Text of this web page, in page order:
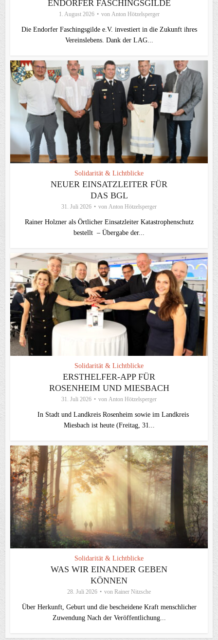
ENDORFER FASCHINGSGILDE
1. August 2026 von Anton Hötzelsperger
Die Endorfer Faschingsgilde e.V. investiert in die Zukunft ihres
Vereinslebens. Dank der LAG...
Solidarität & Lichtblicke
NEUER EINSATZLEITER FÜR
DAS BGL
31. Juli 2026 von Anton Hötzelsperger
Rainer Holzner als Örtlicher Einsatzleiter Katastrophenschutz
bestellt – Übergabe der...
Solidarität & Lichtblicke
ERSTHELFER-APP FÜR
ROSENHEIM UND MIESBACH
31. Juli 2026 von Anton Hötzelsperger
In Stadt und Landkreis Rosenheim sowie im Landkreis
Miesbach ist heute (Freitag, 31...
Solidarität & Lichtblicke
WAS WIR EINANDER GEBEN
KÖNNEN
28. Juli 2026 von Rainer Nitzsche
Über Herkunft, Geburt und die bescheidene Kraft menschlicher
Zuwendung Nach der Veröffentlichung...